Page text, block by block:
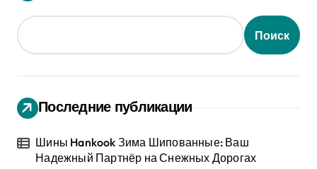
Поиск
Последние публикации
Шины Hankook Зима Шипованные: Ваш
Надежный Партнёр на Снежных Дорогах